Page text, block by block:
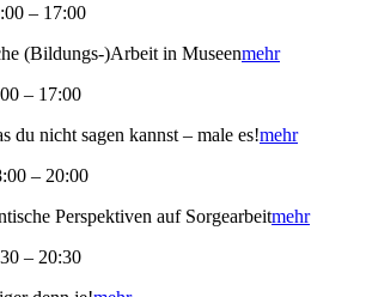
– 17:00
(Bildungs-)Arbeit in Museenmehr
– 17:00
du nicht sagen kannst – male es!mehr
– 20:00
Perspektiven auf Sorgearbeitmehr
– 20:30